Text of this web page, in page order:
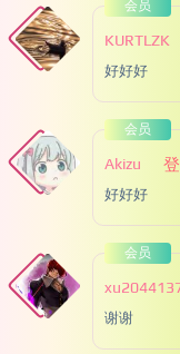
会员
KURTLZK
好好好
会员
Akizu
好好好
会员
谢谢